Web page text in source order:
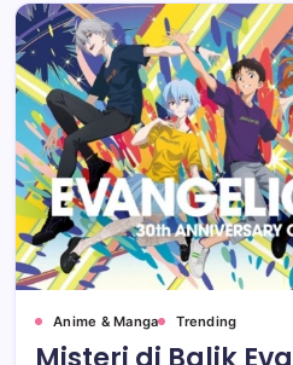
&
Gen
Z
di
Indonesia
tentang
film,
teknologi,
gadget,
musik,
gaya
hidup,
kecantikan
hingga
travelling
Anime & Manga Trending
Misteri di Balik